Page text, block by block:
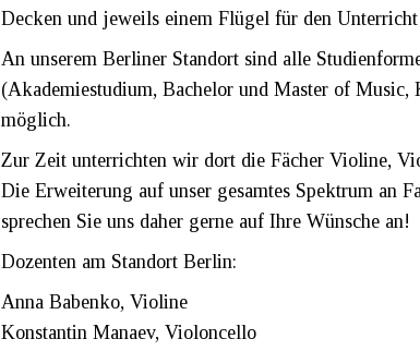
Decken und jeweils einem Flügel für den
An unserem Berliner Standort sind alle
(Akademiestudium, Bachelor und Master of Music,
möglich.
Zur Zeit unterrichten wir dort die Fächer Violine,
Die Erweiterung auf unser gesamtes Spektrum an
sprechen Sie uns daher gerne auf Ihre Wünsche an!
Dozenten am Standort Berlin:
Anna Babenko, Violine
Konstantin Manaev, Violoncello